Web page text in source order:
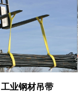
工业钢材吊带